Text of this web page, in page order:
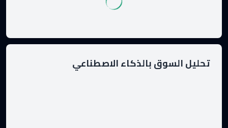
تحليل السوق بالذكاء الاصطناعي